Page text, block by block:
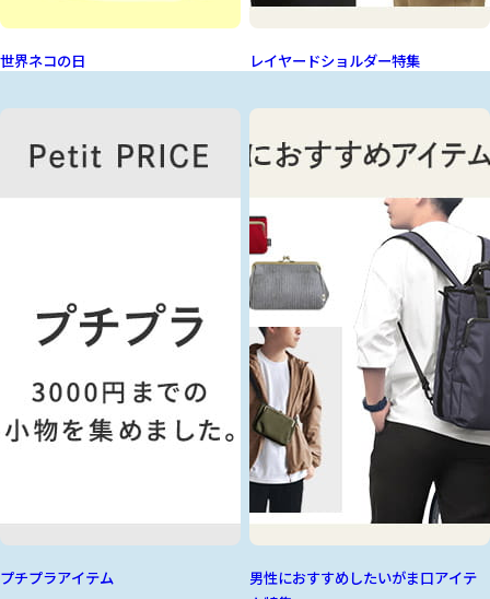
世界ネコの日 レイヤードショルダー特集
プチプラアイテム
男性におすすめしたいがま口アイテ